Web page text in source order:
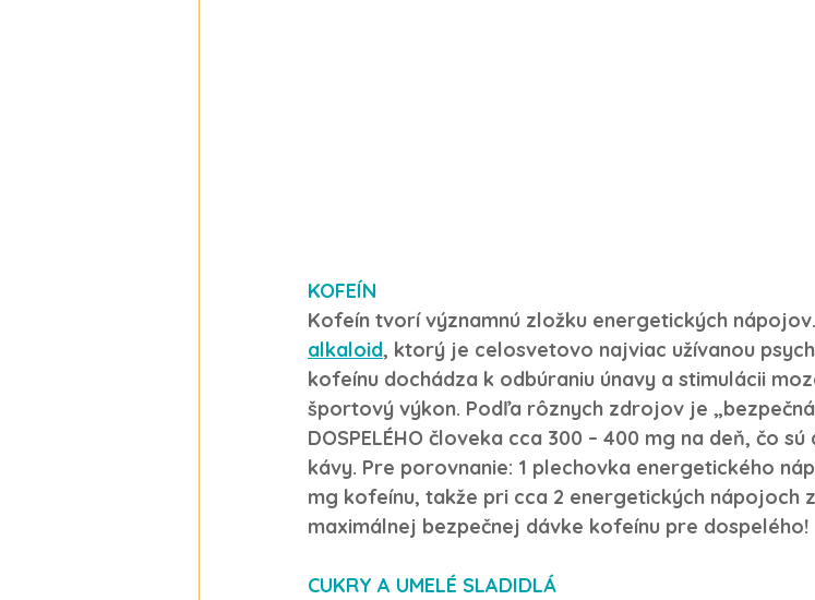
KOFEÍN
Kofeín tvorí významnú zložku energetických
alkaloid, ktorý je celosvetovo najviac užívanou
kofeínu dochádza k odbúraniu únavy a stimulácii
športový výkon. Podľa rôznych zdrojov je
DOSPELÉHO človeka cca 300 – 400 mg na deň, čo
kávy. Pre porovnanie: 1 plechovka energetického
mg kofeínu, takže pri cca 2 energetických nápojoch
maximálnej bezpečnej dávke kofeínu pre dospelého!
CUKRY A UMELÉ SLADIDLÁ